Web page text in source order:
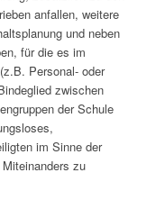
anfallen, weitere
und neben
für die es im
Personal- oder
zwischen
der Schule
im Sinne der
zu